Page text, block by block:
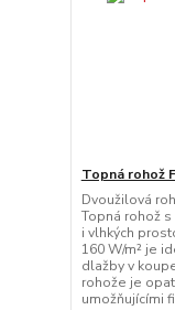
Topná rohož
Dvoužilová
Topná rohož
i vlhkých
160 W/m² je
dlažby v
rohože je
umožňujícími